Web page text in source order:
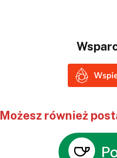
Możesz również